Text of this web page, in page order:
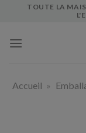
TOUTE LA
Accueil »